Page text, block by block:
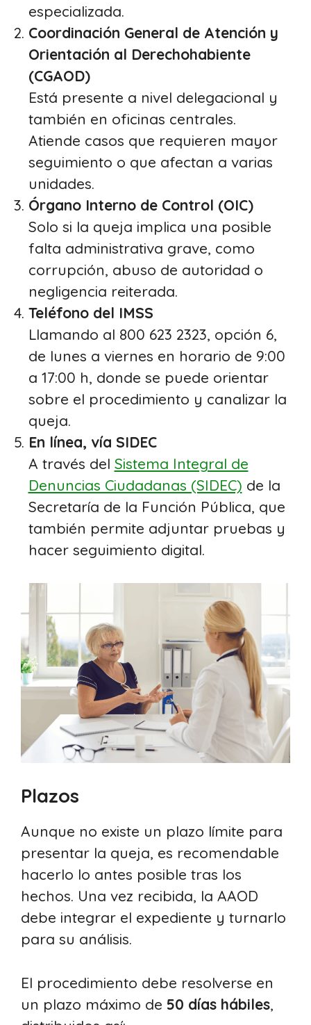
especializada.
Coordinación General de Atención y
Orientación al Derechohabiente
(CGAOD)
Está presente a nivel delegacional y
también en oficinas centrales.
Atiende casos que requieren mayor
seguimiento o que afectan a varias
unidades.
Órgano Interno de Control (OIC)
Solo si la queja implica una posible
falta administrativa grave, como
corrupción, abuso de autoridad o
negligencia reiterada.
Teléfono del IMSS
Llamando al 800 623 2323, opción 6,
de lunes a viernes en horario de 9:00
a 17:00 h, donde se puede orientar
sobre el procedimiento y canalizar la
queja.
En línea, vía SIDEC
A través del Sistema Integral de
Denuncias Ciudadanas (SIDEC) de la
Secretaría de la Función Pública, que
también permite adjuntar pruebas y
hacer seguimiento digital.
Plazos
Aunque no existe un plazo límite para
presentar la queja, es recomendable
hacerlo lo antes posible tras los
hechos. Una vez recibida, la AAOD
debe integrar el expediente y turnarlo
para su análisis.
El procedimiento debe resolverse en
un plazo máximo de 50 días hábiles,